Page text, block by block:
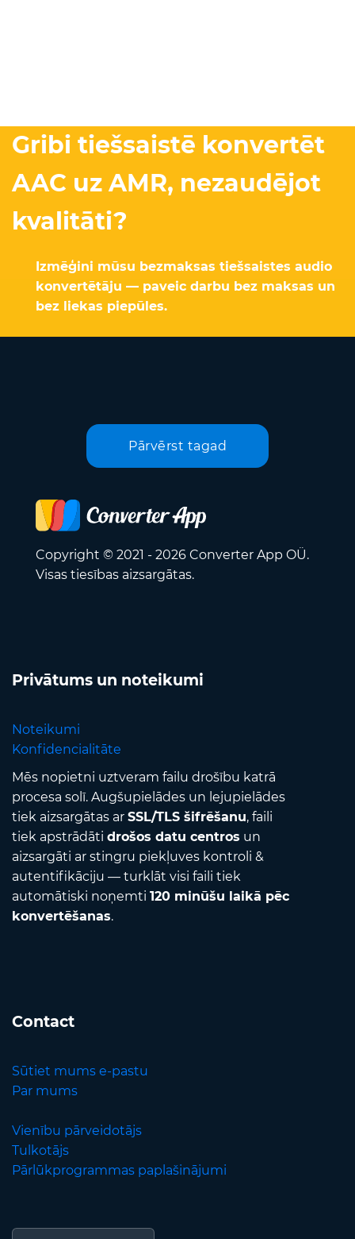
Gribi tiešsaistē konvertēt
AAC uz AMR, nezaudējot
kvalitāti?
Izmēģini mūsu bezmaksas tiešsaistes audio
konvertētāju — paveic darbu bez maksas un
bez liekas piepūles.
Pārvērst tagad
Copyright © 2021 - 2026 Converter App OÜ.
Visas tiesības aizsargātas.
Privātums un noteikumi
Noteikumi
Konfidencialitāte
Mēs nopietni uztveram failu drošību katrā
procesa solī. Augšupielādes un lejupielādes
tiek aizsargātas ar SSL/TLS šifrēšanu, faili
tiek apstrādāti drošos datu centros un
aizsargāti ar stingru piekļuves kontroli &
autentifikāciju — turklāt visi faili tiek
automātiski noņemti 120 minūšu laikā pēc
konvertēšanas.
Contact
Sūtiet mums e-pastu
Par mums
Vienību pārveidotājs
Tulkotājs
Pārlūkprogrammas paplašinājumi